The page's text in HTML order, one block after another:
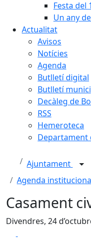
Festa del
Un any
Actualitat
Avisos
Notícies
Agenda
Butlletí digital
Butlletí
Decàleg de
RSS
Hemeroteca
Departament
Ajuntament
Agenda
Casament
Divendres, 24